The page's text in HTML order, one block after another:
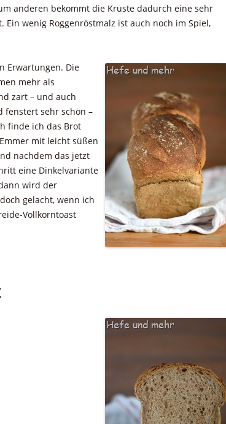
anderen bekommt die Kruste dadurch eine sehr
wenig Roggenröstmalz ist auch noch im Spiel,
Erwartungen. Die
mehr als
zart – und auch
fenstert sehr schön –
finde ich das Brot
mit leicht süßen
nachdem das jetzt
eine Dinkelvariante
wird der
gelacht, wenn ich
Vollkorntoast